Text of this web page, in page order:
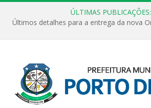
ÚLTIMAS PUBLICAÇÕES: